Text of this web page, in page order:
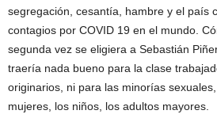
segregación, cesantía, hambre y el país
contagios por COVID 19 en el mundo.
segunda vez se eligiera a Sebastián
traería nada bueno para la clase
originarios, ni para las minorías
mujeres, los niños, los adultos mayores.